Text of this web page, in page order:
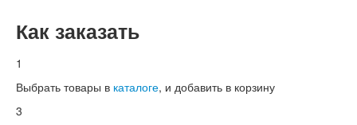
Как заказать
1
Выбрать товары в каталоге, и добавить в корзину
3